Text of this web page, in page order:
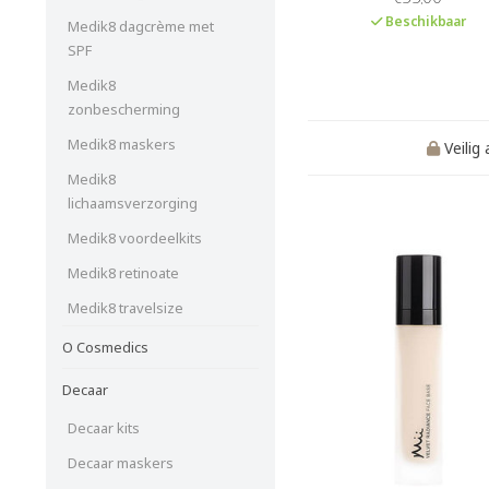
Medik8 dagcrème met
SPF
Medik8
zonbescherming
Medik8 maskers
Medik8
lichaamsverzorging
Medik8 voordeelkits
Medik8 retinoate
Medik8 travelsize
O Cosmedics
Decaar
Decaar kits
Decaar maskers
oogopslag te creëren.
Beschikbaar
Veilig